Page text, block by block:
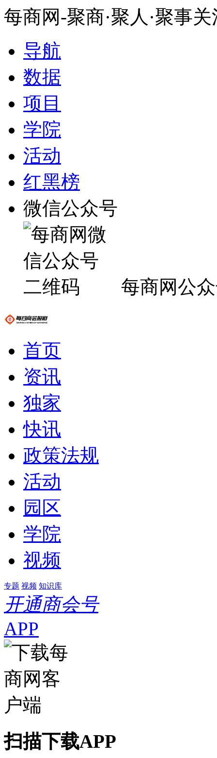
每商网-聚商·聚人·聚事
导航
数据
项目
学院
活动
红黑榜
微信公众号
每商网公
首页
资讯
独家
快讯
政策法规
活动
园区
学院
视频
专题 视频 知识库
开通商会号
APP
扫描下载APP